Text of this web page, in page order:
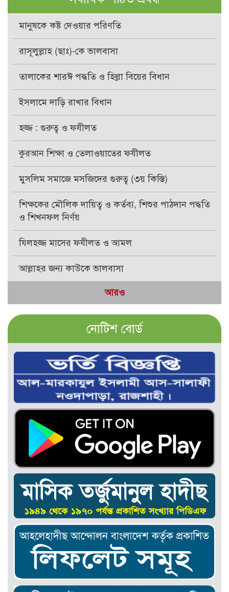
মানুষকে কষ্ট দেওয়ার পরিণতি
রাসূলুল্লাহ (ছাঃ)-কে ভালবাসা
তালাকের শারঈ পদ্ধতি ও হিল্লা বিয়ের বিধান
ইসলামে দাড়ি রাখার বিধান
হজ্জ : গুরুত্ব ও ফযীলত
কুরআন শিক্ষা ও তেলাওয়াতের ফযীলত
মুসলিম সমাজে মসজিদের গুরুত্ব (৩য় কিস্তি)
শিক্ষকের মৌলিক দায়িত্ব ও কর্তব্য, শিশুর পাঠদান পদ্ধতি
ও শিখনফল নির্ণয়
যিলহজ্জ মাসের ফযীলত ও আমল
আল্লাহর জন্য কাউকে ভালবাসা
আরও
নোটিশ বোর্ড